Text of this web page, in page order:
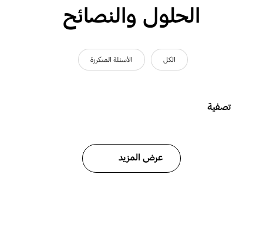
الحلول والنصائح
الكل الأسئلة المتكررة
تصفية
عرض المزيد